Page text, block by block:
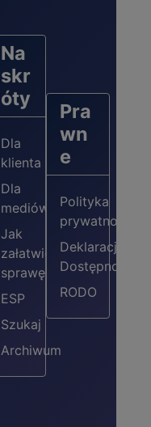
Na
skr
óty
Dla
klienta
Dla
mediów
Jak
załatwić
sprawę?
ESP
Szukaj
Archiwum
Pra
wn
e
Polityka
prywatności
Deklaracja
Dostępności
RODO